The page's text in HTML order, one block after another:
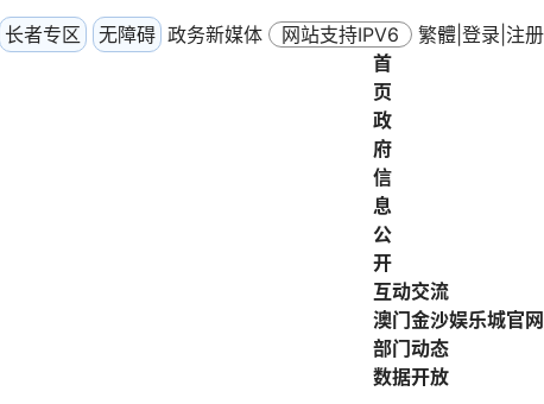
长者专区 无障碍 政务新媒体 网站支持IPV6 繁體 登录 注册
首
页
政
府
信
息
公
开
互动交流
澳门金沙娱乐城官网
部门动态
数据开放